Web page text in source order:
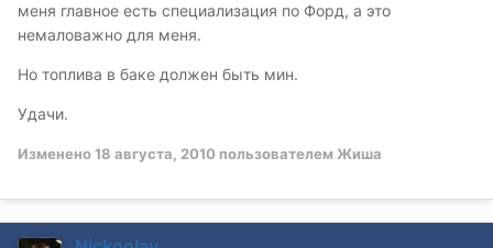
меня главное есть специализация по Форд, а это
немаловажно для меня.
Но топлива в баке должен быть мин.
Удачи.
Изменено18 августа, 2010 пользователем Жиша